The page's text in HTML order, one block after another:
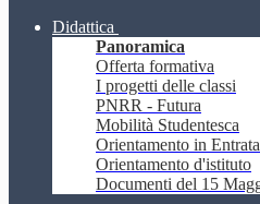
Didattica
Panoramica
Offerta formativa
I progetti delle classi
PNRR - Futura
Mobilità Studentesca
Orientamento in
Orientamento d'istituto
Documenti del 15